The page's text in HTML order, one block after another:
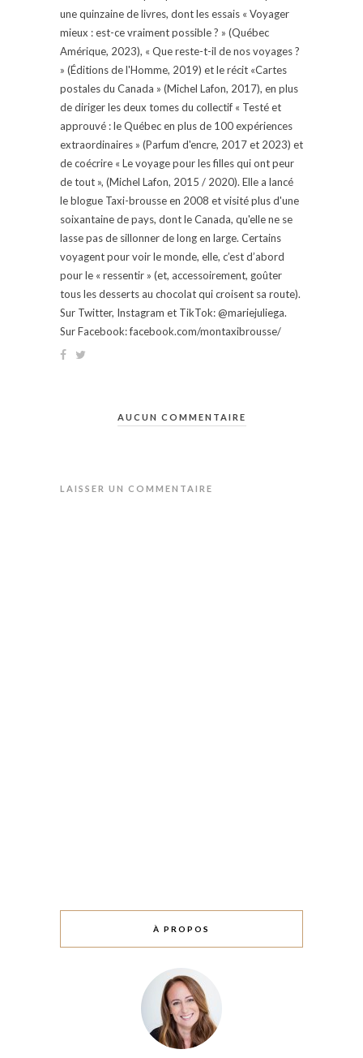
une quinzaine de livres, dont les essais « Voyager
mieux : est-ce vraiment possible ? » (Québec
Amérique, 2023), « Que reste-t-il de nos voyages ?
» (Éditions de l'Homme, 2019) et le récit «Cartes
postales du Canada » (Michel Lafon, 2017), en plus
de diriger les deux tomes du collectif « Testé et
approuvé : le Québec en plus de 100 expériences
extraordinaires » (Parfum d'encre, 2017 et 2023) et
de coécrire « Le voyage pour les filles qui ont peur
de tout », (Michel Lafon, 2015 / 2020). Elle a lancé
le blogue Taxi-brousse en 2008 et visité plus d'une
soixantaine de pays, dont le Canada, qu'elle ne se
lasse pas de sillonner de long en large. Certains
voyagent pour voir le monde, elle, c’est d’abord
pour le « ressentir » (et, accessoirement, goûter
tous les desserts au chocolat qui croisent sa route).
Sur Twitter, Instagram et TikTok: @mariejuliega.
Sur Facebook: facebook.com/montaxibrousse/
AUCUN COMMENTAIRE
LAISSER UN COMMENTAIRE
À PROPOS